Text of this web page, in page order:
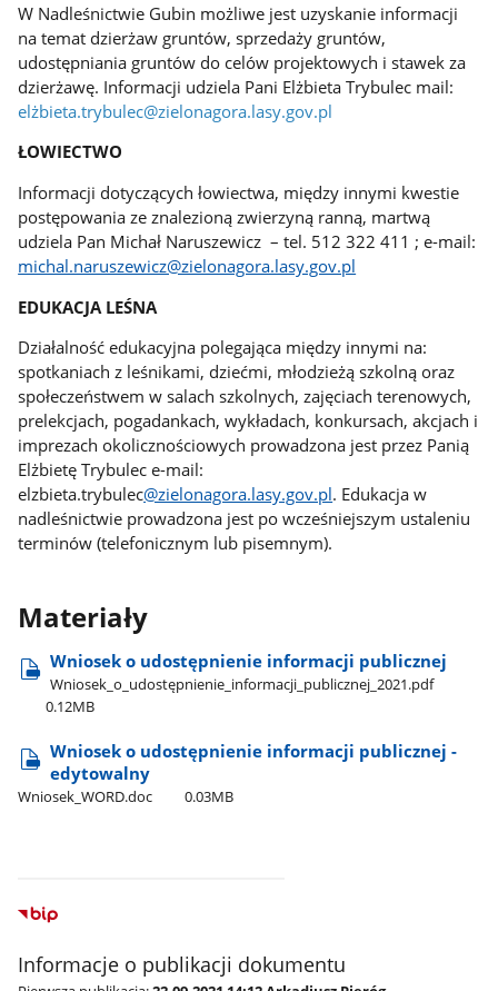
W Nadleśnictwie Gubin możliwe jest uzyskanie informacji
na temat dzierżaw gruntów, sprzedaży gruntów,
udostępniania gruntów do celów projektowych i stawek za
dzierżawę. Informacji udziela Pani Elżbieta Trybulec mail:
elżbieta.trybulec@zielonagora.lasy.gov.pl
ŁOWIECTWO
Informacji dotyczących łowiectwa, między innymi kwestie
postępowania ze znalezioną zwierzyną ranną, martwą
udziela Pan Michał Naruszewicz – tel. 512 322 411 ; e-mail:
michal.naruszewicz@zielonagora.lasy.gov.pl
EDUKACJA LEŚNA
Działalność edukacyjna polegająca między innymi na:
spotkaniach z leśnikami, dziećmi, młodzieżą szkolną oraz
społeczeństwem w salach szkolnych, zajęciach terenowych,
prelekcjach, pogadankach, wykładach, konkursach, akcjach i
imprezach okolicznościowych prowadzona jest przez Panią
Elżbietę Trybulec e-mail:
elzbieta.trybulec@zielonagora.lasy.gov.pl. Edukacja w
nadleśnictwie prowadzona jest po wcześniejszym ustaleniu
terminów (telefonicznym lub pisemnym).
Materiały
Wniosek o udostępnienie informacji publicznej
Wniosek​_o​_udostępnienie​_informacji​_publicznej​_2021.pdf
0.12MB
Wniosek o udostępnienie informacji publicznej -
edytowalny
Wniosek​_WORD.doc 0.03MB
Informacje o publikacji dokumentu